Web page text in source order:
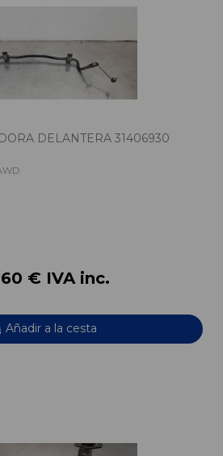
DELANTERA 31406930
€ IVA inc.
Añadir a la cesta